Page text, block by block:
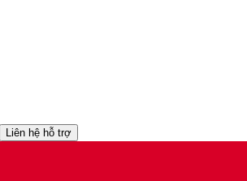
Liên hệ hỗ trợ